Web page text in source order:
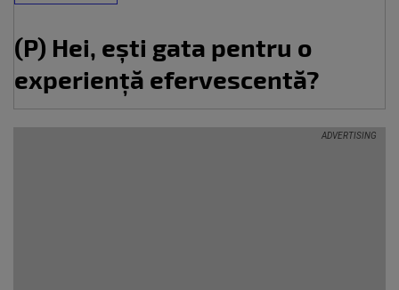
(P) Hei, ești gata pentru o
experiență efervescentă?